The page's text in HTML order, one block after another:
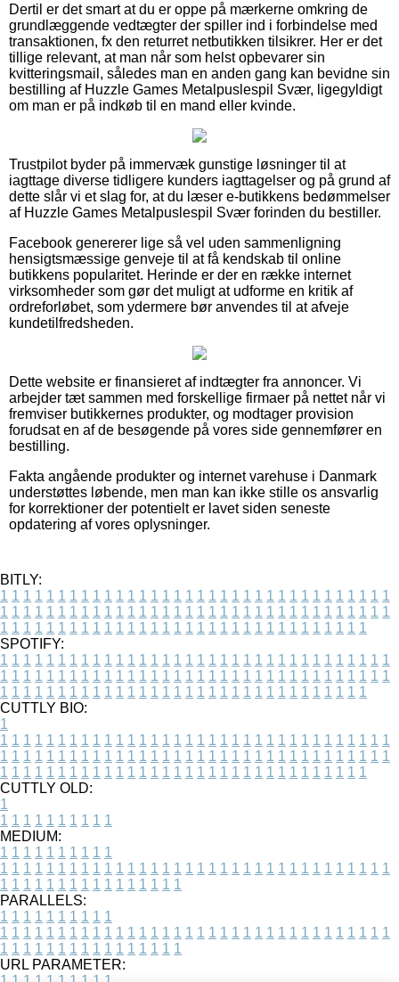
Dertil er det smart at du er oppe på mærkerne omkring de
grundlæggende vedtægter der spiller ind i forbindelse med
transaktionen, fx den returret netbutikken tilsikrer. Her er det
tillige relevant, at man når som helst opbevarer sin
kvitteringsmail, således man en anden gang kan bevidne sin
bestilling af Huzzle Games Metalpuslespil Svær, ligegyldigt
om man er på indkøb til en mand eller kvinde.
Trustpilot byder på immervæk gunstige løsninger til at
iagttage diverse tidligere kunders iagttagelser og på grund af
dette slår vi et slag for, at du læser e-butikkens bedømmelser
af Huzzle Games Metalpuslespil Svær forinden du bestiller.
Facebook genererer lige så vel uden sammenligning
hensigtsmæssige genveje til at få kendskab til online
butikkens popularitet. Herinde er der en række internet
virksomheder som gør det muligt at udforme en kritik af
ordreforløbet, som ydermere bør anvendes til at afveje
kundetilfredsheden.
Dette website er finansieret af indtægter fra annoncer. Vi
arbejder tæt sammen med forskellige firmaer på nettet når vi
fremviser butikkernes produkter, og modtager provision
forudsat en af de besøgende på vores side gennemfører en
bestilling.
Fakta angående produkter og internet varehuse i Danmark
understøttes løbende, men man kan ikke stille os ansvarlig
for korrektioner der potentielt er lavet siden seneste
opdatering af vores oplysninger.
BITLY:
1 1 1 1 1 1 1 1 1 1 1 1 1 1 1 1 1 1 1 1 1 1 1 1 1 1 1 1 1 1 1 1 1 1
1 1 1 1 1 1 1 1 1 1 1 1 1 1 1 1 1 1 1 1 1 1 1 1 1 1 1 1 1 1 1 1 1 1
1 1 1 1 1 1 1 1 1 1 1 1 1 1 1 1 1 1 1 1 1 1 1 1 1 1 1 1 1 1 1 1
SPOTIFY:
1 1 1 1 1 1 1 1 1 1 1 1 1 1 1 1 1 1 1 1 1 1 1 1 1 1 1 1 1 1 1 1 1 1
1 1 1 1 1 1 1 1 1 1 1 1 1 1 1 1 1 1 1 1 1 1 1 1 1 1 1 1 1 1 1 1 1 1
1 1 1 1 1 1 1 1 1 1 1 1 1 1 1 1 1 1 1 1 1 1 1 1 1 1 1 1 1 1 1 1
CUTTLY BIO:
1
1 1 1 1 1 1 1 1 1 1 1 1 1 1 1 1 1 1 1 1 1 1 1 1 1 1 1 1 1 1 1 1 1 1
1 1 1 1 1 1 1 1 1 1 1 1 1 1 1 1 1 1 1 1 1 1 1 1 1 1 1 1 1 1 1 1 1 1
1 1 1 1 1 1 1 1 1 1 1 1 1 1 1 1 1 1 1 1 1 1 1 1 1 1 1 1 1 1 1 1
CUTTLY OLD:
1
1 1 1 1 1 1 1 1 1 1
MEDIUM:
1 1 1 1 1 1 1 1 1 1
1 1 1 1 1 1 1 1 1 1 1 1 1 1 1 1 1 1 1 1 1 1 1 1 1 1 1 1 1 1 1 1 1 1
1 1 1 1 1 1 1 1 1 1 1 1 1 1 1 1
PARALLELS:
1 1 1 1 1 1 1 1 1 1
1 1 1 1 1 1 1 1 1 1 1 1 1 1 1 1 1 1 1 1 1 1 1 1 1 1 1 1 1 1 1 1 1 1
1 1 1 1 1 1 1 1 1 1 1 1 1 1 1 1
URL PARAMETER: